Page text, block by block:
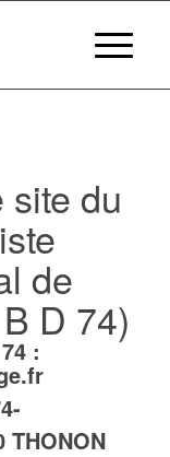
site du
de
D 74)
:
THONON